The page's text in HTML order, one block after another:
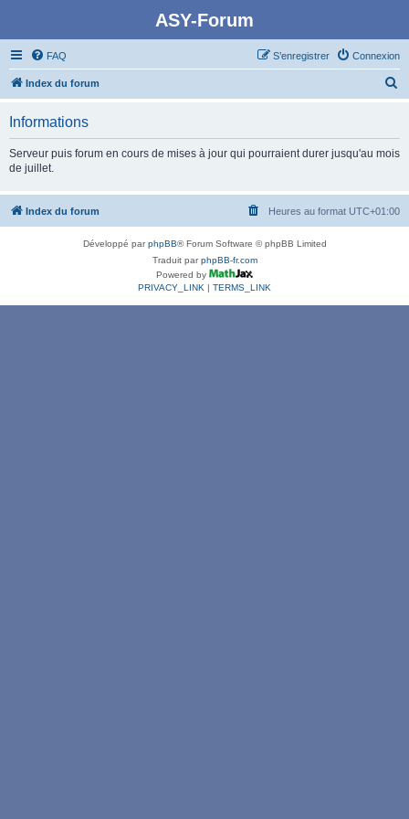
ASY-Forum
FAQ Connexion
S’enregistrer
Index du forum
c
Informations
Serveur puis forum en cours de mises à jour qui pourraient durer jusqu'au mois
de juillet.
Index du forum Heures au format UTC+01:00
Développé parphpBB® Forum Software © phpBB Limited
Traduit parphpBB-fr.com
Powered by
PRIVACY_LINK | TERMS_LINK